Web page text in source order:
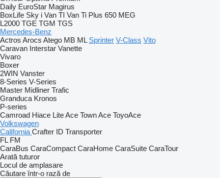
Daily EuroStar Magirus
BoxLife Sky i Van TI Van Ti Plus 650 MEG
L2000 TGE TGM TGS
Mercedes-Benz
Actros Arocs Atego MB ML Sprinter V-Class Vito
Caravan Interstar Vanette
Vivaro
Boxer
2WIN Vanster
8-Series V-Series
Master Midliner Trafic
Granduca Kronos
P-series
Camroad Hiace Lite Ace Town Ace ToyoAce
Volkswagen
California Crafter ID Transporter
FL FM
CaraBus CaraCompact CaraHome CaraSuite CaraTour
Arată tuturor
Locul de amplasare
Căutare într-o rază de